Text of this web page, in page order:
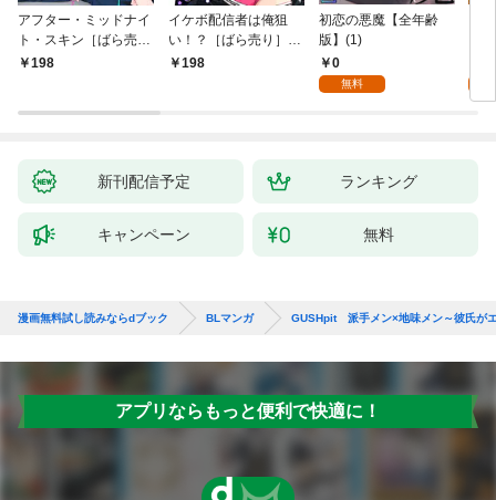
アフター・ミッドナイ
ト・スキン［ばら売
り］ 第1話
198
イケボ配信者は俺狙
い！？［ばら売り］
第1話
198
初恋の悪魔【全年齢
版】(1)
0
無料
新刊配信予定 ランキング
キャンペーン 無料
漫画無料試し読みならdブック BLマンガ GUSHpit 派手メン×地味メン～彼氏が
アプリならもっと便利で快適に！